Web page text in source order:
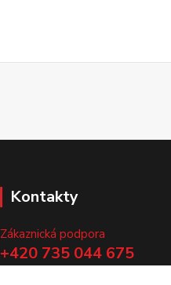
Kontakty
Zákaznická podpora
+420 735 044 675